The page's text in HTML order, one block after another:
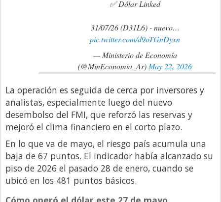
✅ Dólar Linked
31/07/26 (D31L6) - nuevo…
pic.twitter.com/d9oTGnDyxn
— Ministerio de Economía
(@MinEconomia_Ar) May 22, 2026
La operación es seguida de cerca por inversores y
analistas, especialmente luego del nuevo
desembolso del FMI, que reforzó las reservas y
mejoró el clima financiero en el corto plazo.
En lo que va de mayo, el riesgo país acumula una
baja de 67 puntos. El indicador había alcanzado su
piso de 2026 el pasado 28 de enero, cuando se
ubicó en los 481 puntos básicos.